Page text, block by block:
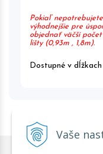
Vaše
Pokiaľ
výhodnejšie pre
objednať väčší
lišty (0,93m , 1,8m).
Dostupné v